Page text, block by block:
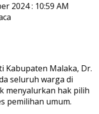
2024 : 10:59 AM
Kabupaten Malaka, Dr.
seluruh warga di
menyalurkan hak pilih
pemilihan umum.